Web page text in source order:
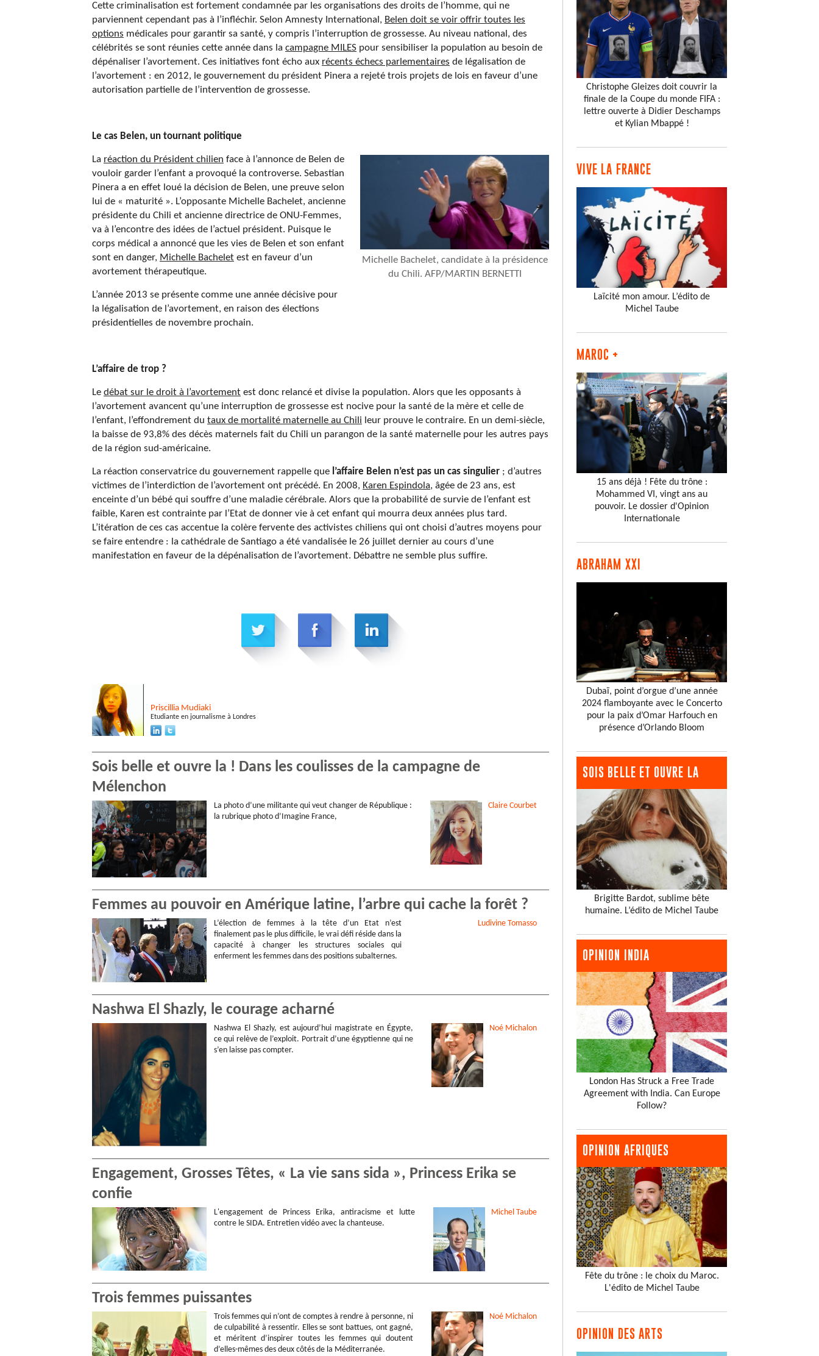
Cette criminalisation est fortement condamnée par les organisations des droits de l’homme, qui ne
parviennent cependant pas à l’infléchir. Selon Amnesty International, Belen doit se voir offrir toutes les
options médicales pour garantir sa santé, y compris l’interruption de grossesse. Au niveau national, des
célébrités se sont réunies cette année dans la campagne MILES pour sensibiliser la population au besoin de
dépénaliser l’avortement. Ces initiatives font écho aux récents échecs parlementaires de légalisation de
l’avortement : en 2012, le gouvernement du président Pinera a rejeté trois projets de lois en faveur d’une
autorisation partielle de l’intervention de grossesse.
Le cas Belen, un tournant politique
Michelle Bachelet, candidate à la présidence
du Chili. AFP/MARTIN BERNETTI
La réaction du Président chilien face à l’annonce de Belen de
vouloir garder l’enfant a provoqué la controverse. Sebastian
Pinera a en effet loué la décision de Belen, une preuve selon
lui de « maturité ». L’opposante Michelle Bachelet, ancienne
présidente du Chili et ancienne directrice de ONU-Femmes,
va à l’encontre des idées de l’actuel président. Puisque le
corps médical a annoncé que les vies de Belen et son enfant
sont en danger, Michelle Bachelet est en faveur d’un
avortement thérapeutique.
L’année 2013 se présente comme une année décisive pour
la légalisation de l’avortement, en raison des élections
présidentielles de novembre prochain.
L’affaire de trop ?
Le débat sur le droit à l’avortement est donc relancé et divise la population. Alors que les opposants à
l’avortement avancent qu’une interruption de grossesse est nocive pour la santé de la mère et celle de
l’enfant, l’effondrement du taux de mortalité maternelle au Chili leur prouve le contraire. En un demi-siècle,
la baisse de 93,8% des décès maternels fait du Chili un parangon de la santé maternelle pour les autres pays
de la région sud-américaine.
La réaction conservatrice du gouvernement rappelle que l’affaire Belen n’est pas un cas singulier ; d’autres
victimes de l’interdiction de l’avortement ont précédé. En 2008, Karen Espindola, âgée de 23 ans, est
enceinte d’un bébé qui souffre d’une maladie cérébrale. Alors que la probabilité de survie de l’enfant est
faible, Karen est contrainte par l’Etat de donner vie à cet enfant qui mourra deux années plus tard.
L’itération de ces cas accentue la colère fervente des activistes chiliens qui ont choisi d’autres moyens pour
se faire entendre : la cathédrale de Santiago a été vandalisée le 26 juillet dernier au cours d’une
manifestation en faveur de la dépénalisation de l’avortement. Débattre ne semble plus suffire.
Priscillia Mudiaki
Etudiante en journalisme à Londres
Sois belle et ouvre la ! Dans les coulisses de la campagne de
Mélenchon
La photo d’une militante qui veut changer de République :
la rubrique photo d’Imagine France,
Claire Courbet
Femmes au pouvoir en Amérique latine, l’arbre qui cache la forêt ?
L’élection de femmes à la tête d’un Etat n’est
finalement pas le plus difficile, le vrai défi réside dans la
capacité à changer les structures sociales qui
enferment les femmes dans des positions subalternes.
Ludivine Tomasso
Nashwa El Shazly, le courage acharné
Nashwa El Shazly, est aujourd’hui magistrate en Égypte,
ce qui relève de l’exploit. Portrait d’une égyptienne qui ne
s’en laisse pas compter.
Noé Michalon
Engagement, Grosses Têtes, « La vie sans sida », Princess Erika se
confie
L'engagement de Princess Erika, antiracisme et lutte
contre le SIDA. Entretien vidéo avec la chanteuse.
Michel Taube
Trois femmes puissantes
Trois femmes qui n’ont de comptes à rendre à personne, ni
de culpabilité à ressentir. Elles se sont battues, ont gagné,
et méritent d’inspirer toutes les femmes qui doutent
d’elles-mêmes des deux côtés de la Méditerranée.
Noé Michalon
Christophe Gleizes doit couvrir la
finale de la Coupe du monde FIFA :
lettre ouverte à Didier Deschamps
et Kylian Mbappé !
VIVE LA FRANCE
Laïcité mon amour. L’édito de
Michel Taube
MAROC +
15 ans déjà ! Fête du trône :
Mohammed VI, vingt ans au
pouvoir. Le dossier d'Opinion
Internationale
ABRAHAM XXI
Dubaï, point d’orgue d’une année
2024 flamboyante avec le Concerto
pour la paix d’Omar Harfouch en
présence d’Orlando Bloom
SOIS BELLE ET OUVRE LA
Brigitte Bardot, sublime bête
humaine. L’édito de Michel Taube
OPINION INDIA
London Has Struck a Free Trade
Agreement with India. Can Europe
Follow?
OPINION AFRIQUES
Fête du trône : le choix du Maroc.
L'édito de Michel Taube
OPINION DES ARTS